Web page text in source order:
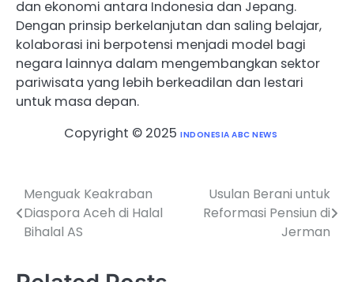
dan ekonomi antara Indonesia dan Jepang.
Dengan prinsip berkelanjutan dan saling belajar,
kolaborasi ini berpotensi menjadi model bagi
negara lainnya dalam mengembangkan sektor
pariwisata yang lebih berkeadilan dan lestari
untuk masa depan.
Copyright © 2025 INDONESIA ABC NEWS
Post
navigation
Menguak Keakraban
Diaspora Aceh di Halal
Bihalal AS
Usulan Berani untuk
Reformasi Pensiun di
Jerman